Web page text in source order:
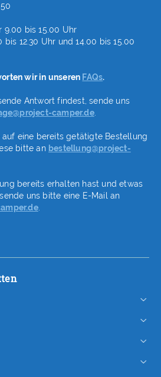
9.00 bis 15.00 Uhr
12.30 Uhr und 14.00 bis 15.00
wir in unseren FAQs.
Antwort findest, sende uns
camper.de.
auf eine bereits getätigte Bestellung
bitte an bestellung@project-
bereits erhalten hast und etwas
uns bitte eine E-Mail an
.